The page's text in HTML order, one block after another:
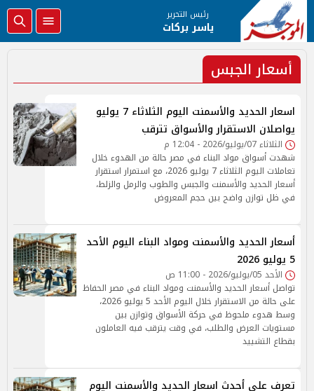
رئيس التحرير
ياسر بركات
أسعار الجبس
اسعار الحديد والأسمنت اليوم الثلاثاء 7 يوليو
يواصلان الاستقرار والأسواق تترقب
الثلاثاء 07/يوليو/2026 - 12:04 م
شهدت أسواق مواد البناء في مصر حالة من الهدوء خلال
تعاملات اليوم الثلاثاء 7 يوليو 2026، مع استمرار استقرار
أسعار الحديد والأسمنت والجبس والطوب والرمل والزلط،
في ظل توازن واضح بين حجم المعروض
أسعار الحديد والأسمنت ومواد البناء اليوم الأحد
5 يوليو 2026
الأحد 05/يوليو/2026 - 11:00 ص
تواصل أسعار الحديد والأسمنت ومواد البناء في مصر الحفاظ
على حالة من الاستقرار خلال اليوم الأحد 5 يوليو 2026،
وسط هدوء ملحوظ في حركة الأسواق وتوازن بين
مستويات العرض والطلب، في وقت يترقب فيه العاملون
بقطاع التشييد
تعرف على أحدث اسعار الحديد والأسمنت اليوم